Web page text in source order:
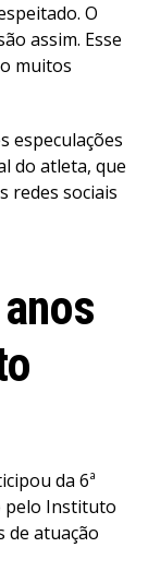
O
assim. Esse
muitos
especulações
do atleta, que
redes sociais
da 6ª
pelo Instituto
de atuação